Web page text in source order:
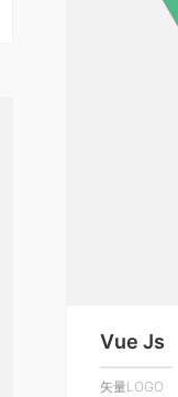
Vue Js
矢量LOGO